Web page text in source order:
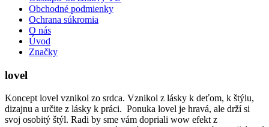
Obchodné podmienky
Ochrana súkromia
O nás
Úvod
Značky
lovel
Koncept lovel vznikol zo srdca. Vznikol z lásky k deťom, k štýlu,
dizajnu a určite z lásky k práci. Ponuka lovel je hravá, ale drží si
svoj osobitý štýl. Radi by sme vám dopriali wow efekt z